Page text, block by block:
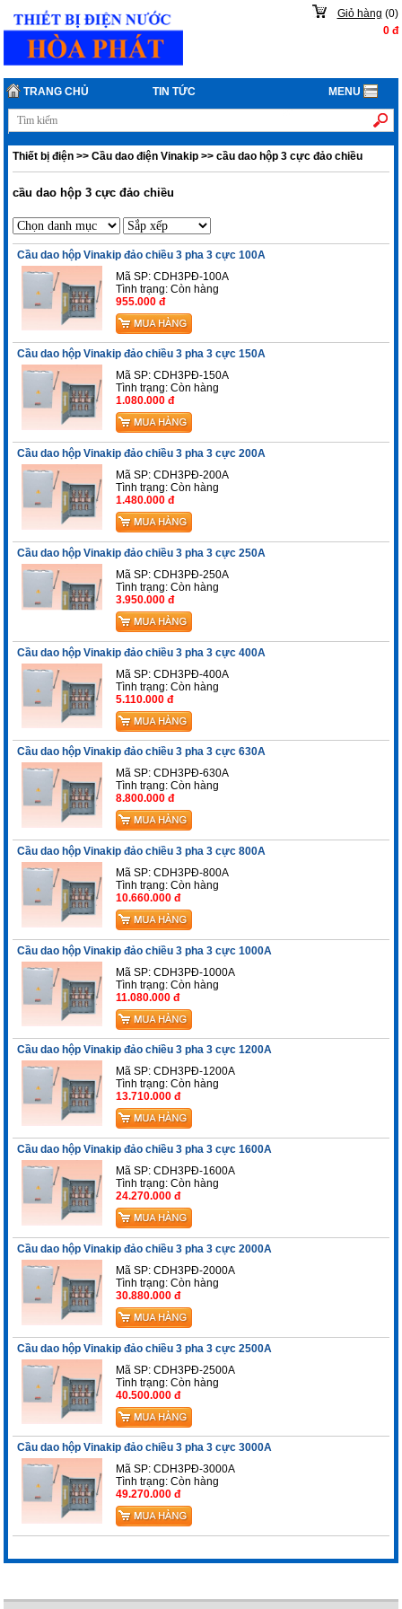
Giỏ hàng (0)
0đ
TRANG CHỦ TIN TỨC MENU
Thiết bị điện >>Cầu dao điện Vinakip >>cầu dao hộp 3 cực đảo chiều
cầu dao hộp 3 cực đảo chiều
Cầu dao hộp Vinakip đảo chiều 3 pha 3 cực 100A
Mã SP: CDH3PĐ-100A
Tình trạng:Còn hàng
955.000 đ
Cầu dao hộp Vinakip đảo chiều 3 pha 3 cực 150A
Mã SP: CDH3PĐ-150A
Tình trạng:Còn hàng
1.080.000 đ
Cầu dao hộp Vinakip đảo chiều 3 pha 3 cực 200A
Mã SP: CDH3PĐ-200A
Tình trạng:Còn hàng
1.480.000 đ
Cầu dao hộp Vinakip đảo chiều 3 pha 3 cực 250A
Mã SP: CDH3PĐ-250A
Tình trạng:Còn hàng
3.950.000 đ
Cầu dao hộp Vinakip đảo chiều 3 pha 3 cực 400A
Mã SP: CDH3PĐ-400A
Tình trạng:Còn hàng
5.110.000 đ
Cầu dao hộp Vinakip đảo chiều 3 pha 3 cực 630A
Mã SP: CDH3PĐ-630A
Tình trạng:Còn hàng
8.800.000 đ
Cầu dao hộp Vinakip đảo chiều 3 pha 3 cực 800A
Mã SP: CDH3PĐ-800A
Tình trạng:Còn hàng
10.660.000 đ
Cầu dao hộp Vinakip đảo chiều 3 pha 3 cực 1000A
Mã SP: CDH3PĐ-1000A
Tình trạng:Còn hàng
11.080.000 đ
Cầu dao hộp Vinakip đảo chiều 3 pha 3 cực 1200A
Mã SP: CDH3PĐ-1200A
Tình trạng:Còn hàng
13.710.000 đ
Cầu dao hộp Vinakip đảo chiều 3 pha 3 cực 1600A
Mã SP: CDH3PĐ-1600A
Tình trạng:Còn hàng
24.270.000 đ
Cầu dao hộp Vinakip đảo chiều 3 pha 3 cực 2000A
Mã SP: CDH3PĐ-2000A
Tình trạng:Còn hàng
30.880.000 đ
Cầu dao hộp Vinakip đảo chiều 3 pha 3 cực 2500A
Mã SP: CDH3PĐ-2500A
Tình trạng:Còn hàng
40.500.000 đ
Cầu dao hộp Vinakip đảo chiều 3 pha 3 cực 3000A
Mã SP: CDH3PĐ-3000A
Tình trạng:Còn hàng
49.270.000 đ